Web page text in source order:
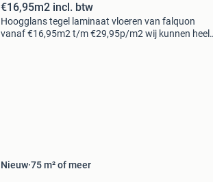
€16,95m2 incl. btw
Hoogglans tegel laminaat vloeren van falquon
vanaf €16,95m2 t/m €29,95p/m2 wij kunnen heel
Nieuw 75 m² of meer